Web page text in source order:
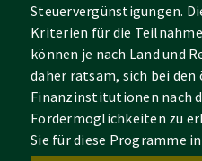
Steuervergünstigungen.
Kriterien für die
können je nach Land und
daher ratsam, sich bei
Finanzinstitutionen nach
Fördermöglichkeiten zu
Sie für diese Programme